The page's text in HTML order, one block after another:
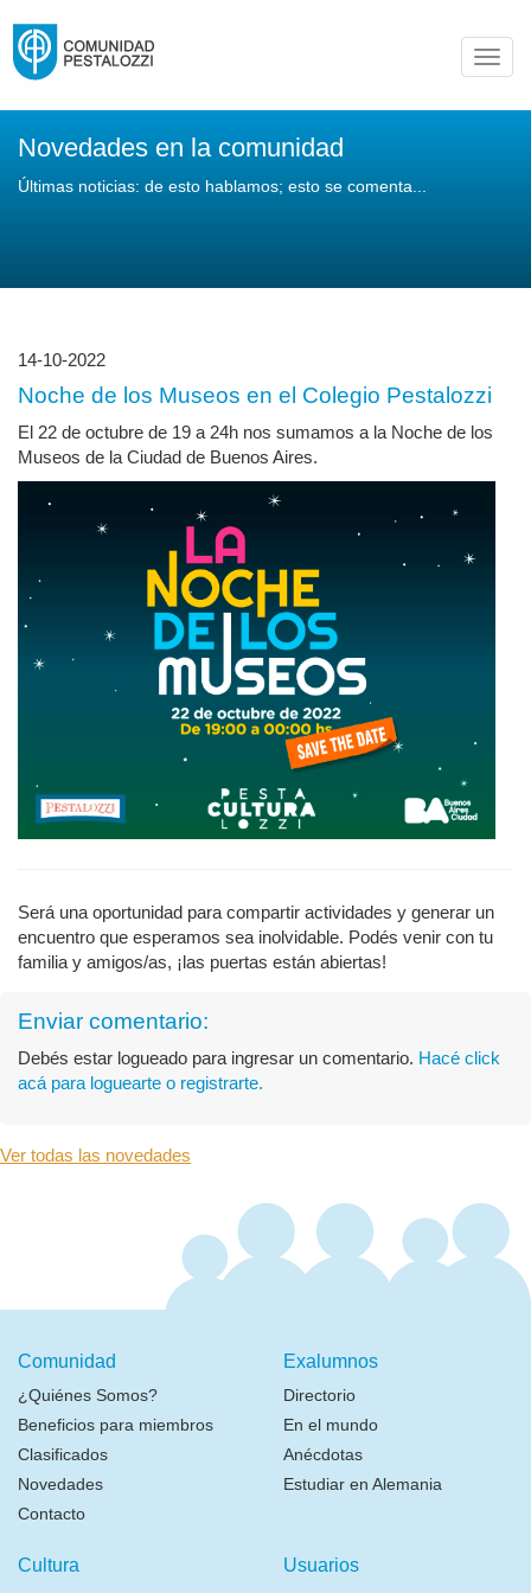
Novedades en la comunidad
Últimas noticias: de esto hablamos; esto se comenta...
14-10-2022
Noche de los Museos en el Colegio Pestalozzi
El 22 de octubre de 19 a 24h nos sumamos a la Noche de los
Museos de la Ciudad de Buenos Aires.
Será una oportunidad para compartir actividades y generar un
encuentro que esperamos sea inolvidable. Podés venir con tu
familia y amigos/as, ¡las puertas están abiertas!
Enviar comentario:
Debés estar logueado para ingresar un comentario. Hacé click
acá para loguearte o registrarte.
Ver todas las novedades
Comunidad
¿Quiénes Somos?
Beneficios para miembros
Clasificados
Novedades
Contacto
Exalumnos
Directorio
En el mundo
Anécdotas
Estudiar en Alemania
Cultura Usuarios